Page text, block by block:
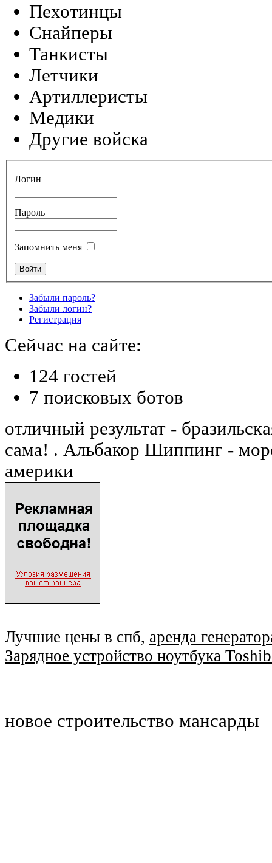
Пехотинцы
Снайперы
Танкисты
Летчики
Артиллеристы
Медики
Другие войска
Логин
Пароль
Запомнить меня
Забыли пароль?
Забыли логин?
Регистрация
Сейчас на сайте:
124 гостей
7 поисковых ботов
отличный результат -
сама! . Альбакор Шиппинг -
америки
Лучшие цены в спб, аренда
Зарядное устройство ноутбука
новое строительство мансарды